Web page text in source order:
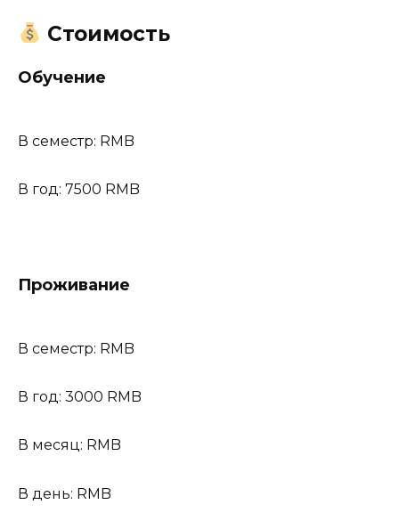
Стоимость
Обучение
В семестр: RMB
В год: 7500 RMB
Проживание
В семестр: RMB
В год: 3000 RMB
В месяц: RMB
В день: RMB